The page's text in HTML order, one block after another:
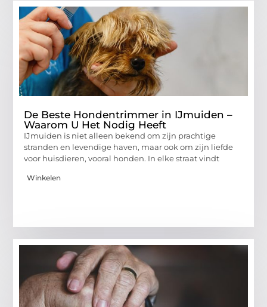
De Beste Hondentrimmer in IJmuiden –
Waarom U Het Nodig Heeft
IJmuiden is niet alleen bekend om zijn prachtige
stranden en levendige haven, maar ook om zijn liefde
voor huisdieren, vooral honden. In elke straat vindt
Winkelen